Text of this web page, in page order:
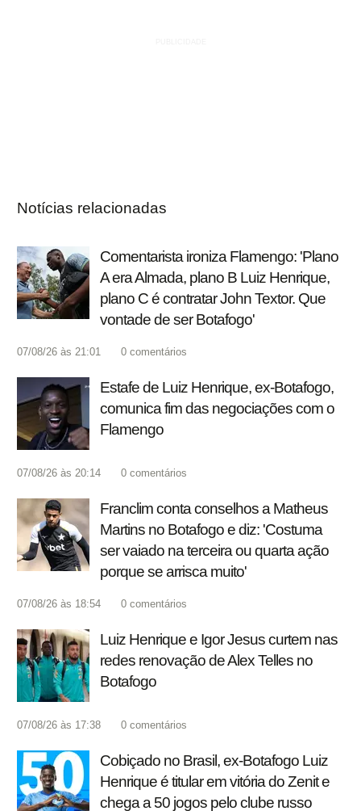
Notícias relacionadas
Comentarista ironiza Flamengo: 'Plano
A era Almada, plano B Luiz Henrique,
plano C é contratar John Textor. Que
vontade de ser Botafogo'
07/08/26 às 21:01 0 comentários
Estafe de Luiz Henrique, ex-Botafogo,
comunica fim das negociações com o
Flamengo
07/08/26 às 20:14 0 comentários
Franclim conta conselhos a Matheus
Martins no Botafogo e diz: 'Costuma
ser vaiado na terceira ou quarta ação
porque se arrisca muito'
07/08/26 às 18:54 0 comentários
Luiz Henrique e Igor Jesus curtem nas
redes renovação de Alex Telles no
Botafogo
07/08/26 às 17:38 0 comentários
Cobiçado no Brasil, ex-Botafogo Luiz
Henrique é titular em vitória do Zenit e
chega a 50 jogos pelo clube russo